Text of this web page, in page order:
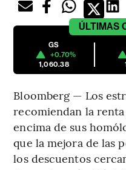
ÚLTIMAS
GS
+0.70%
1,060.38
Bloomberg — Los
recomiendan la
encima de sus
que la mejora de las
los descuentos